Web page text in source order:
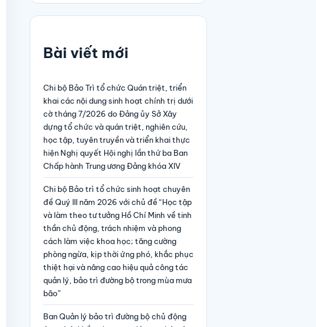
Bài viết mới
Chi bộ Bảo Trì tổ chức Quán triệt, triển
khai các nội dung sinh hoạt chính trị dưới
cờ tháng 7/2026 do Đảng ủy Sở Xây
dựng tổ chức và quán triệt, nghiên cứu,
học tập, tuyên truyền và triển khai thực
hiện Nghị quyết Hội nghị lần thứ ba Ban
Chấp hành Trung ương Đảng khóa XIV
Chi bộ Bảo trì tổ chức sinh hoạt chuyên
đề Quý III năm 2026 với chủ đề “Học tập
và làm theo tư tưởng Hồ Chí Minh về tinh
thần chủ động, trách nhiệm và phong
cách làm việc khoa học; tăng cường
phòng ngừa, kịp thời ứng phó, khắc phục
thiệt hại và nâng cao hiệu quả công tác
quản lý, bảo trì đường bộ trong mùa mưa
bão”
Ban Quản lý bảo trì đường bộ chủ động